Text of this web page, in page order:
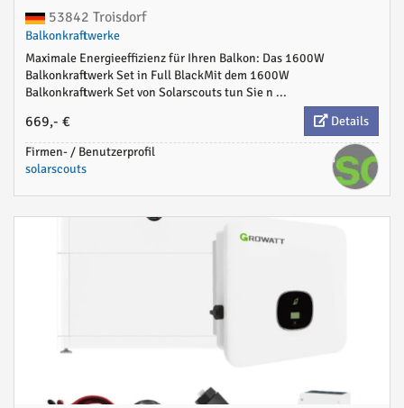
53842 Troisdorf
Balkonkraftwerke
Maximale Energieeffizienz für Ihren Balkon: Das 1600W
Balkonkraftwerk Set in Full BlackMit dem 1600W
Balkonkraftwerk Set von Solarscouts tun Sie n ...
669,- €
Details
Firmen- / Benutzerprofil
solarscouts